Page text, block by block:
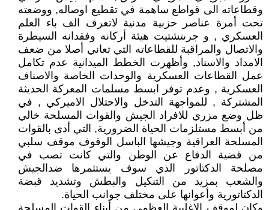
وقطاعاته الى قواطع ساهمة في تقطيع اوصاله, ووضعته
تحت أمرة عناصر حزبية مدنية لاتعرف الف باء العلم
العسكري , و جرىتشتيت هيئة أركانه وفقدانه السيطرة
والاتصال والمراقبة للقطاعاته التي تعاني أصلا من ضعف
الامداد والاسناد, وأظهرت الخطط الميدانية عدم تكامل
عمل القطاعات العسكرية والوحدات الخاصة والاصناف
العسكرية , وعدم توفر ابسط مسلمات المعركة الحديثة
المشتركة , للمواجهة التدخل والاحتلال الاميركي , في
ظل وضع مزري للافراد الجيش والقوات المسلحة خالي
من أبسط مستلزمات الحياة الضرورية, التي أدى بالقوات
المسلحة العراقية وجيشها الباسل الوقوف موقف سلبي
من قضية الدفاع عن الوطن والتي كانت تصب في
مصلحة الدكتاتور الذي سوف يستثمرها ضدالجيش
والشعب بمزيد من التنكيل والبطش وتشديد قبضة
الدكتاتورية وأعوانها على مختلف جوانب الحياة.